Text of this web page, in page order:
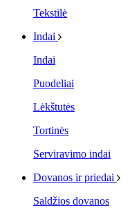
Tekstilė
Indai
Indai
Puodeliai
Lėkštutės
Tortinės
Serviravimo indai
Dovanos ir priedai
Saldžios dovanos